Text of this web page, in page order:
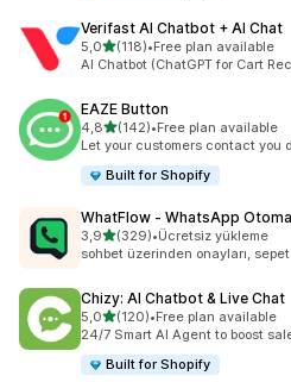
Verifast AI Chatbot + AI Chat
5,05 yıldız üzerinden
(118)
toplam 118 değerlendirme
•Free plan available
AI Chatbot (ChatGPT for Cart
EAZE Button
4,85 yıldız üzerinden
(142)
toplam 142 değerlendirme
•Free plan available
Let your customers contact you
Built for Shopify
WhatFlow ‑ WhatsApp
3,95 yıldız üzerinden
(329)
toplam 329 değerlendirme
•Ücretsiz yükleme
sohbet üzerinden onayları,
Chizy: AI Chatbot & Live Chat
5,05 yıldız üzerinden
(120)
toplam 120 değerlendirme
•Free plan available
24/7 Smart AI Agent to boost
Built for Shopify